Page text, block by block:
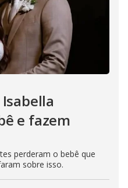
e fazem
perderam o bebê que
sobre isso.